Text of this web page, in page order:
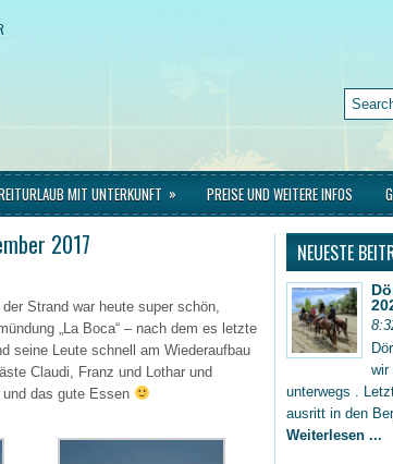
MIT UNTERKUNFT » PREISE UND WEITERE INFOS
2017
Strand war heute super schön,
„La Boca“ – nach dem es letzte
seine Leute schnell am Wiederaufbau
Claudi, Franz und Lothar und
das gute Essen
NEUESTE
wir
unterwegs .
ausritt in den
Weiterlesen ...